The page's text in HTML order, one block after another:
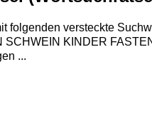
folgenden versteckte
SCHWEIN KINDER
...